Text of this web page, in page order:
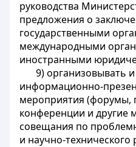
руководства
предложения о
государственными
международными
иностранными
9) организовывать
информационно-
мероприятия (форумы,
конференции и другие
совещания по
и научно-технического